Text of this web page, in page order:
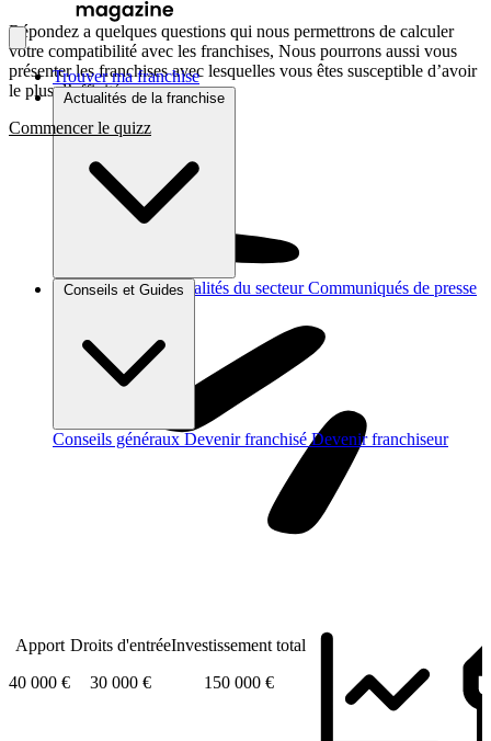
Trouver ma franchise
Actualités de la franchise
Brèves et actus Actualités du secteur Communiqués de presse
Conseils et Guides
Conseils généraux Devenir franchisé Devenir franchiseur
Répondez a quelques questions qui nous permettrons de calculer
votre compatibilité avec les franchises, Nous pourrons aussi vous
présenter les franchises avec lesquelles vous êtes susceptible d’avoir
le plus d’affinité
Commencer le quizz
Apport
40 000 €
Droits d'entrée
30 000 €
Investissement total
150 000 €